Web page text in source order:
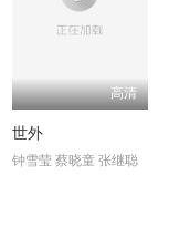
高清
世外
钟雪莹 蔡晓童 张继聪